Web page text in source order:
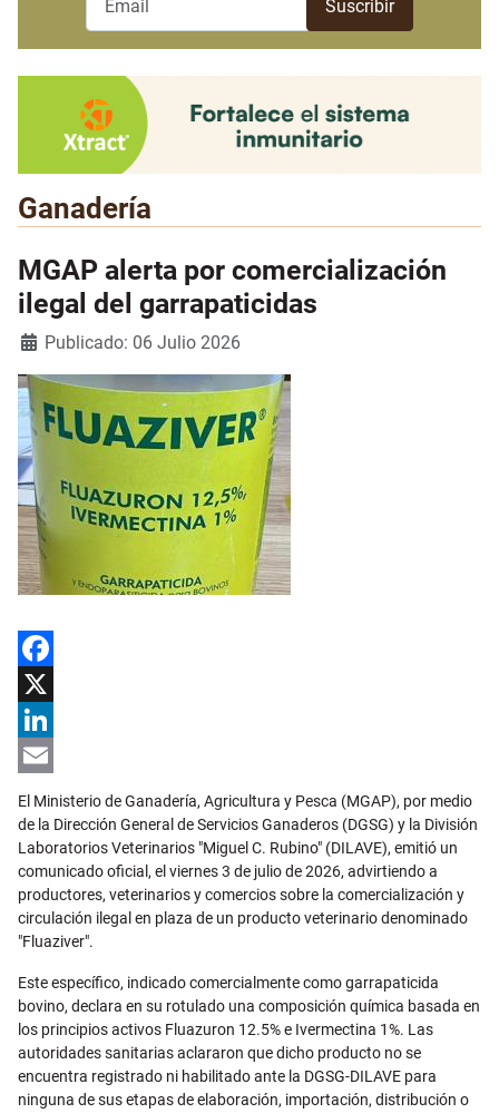
Ganadería
MGAP alerta por comercialización
ilegal del garrapaticidas
Detalles
Publicado: 06 Julio 2026
Facebook
X
LinkedIn
Email
El Ministerio de Ganadería, Agricultura y Pesca (MGAP), por medio
de la Dirección General de Servicios Ganaderos (DGSG) y la División
Laboratorios Veterinarios "Miguel C. Rubino" (DILAVE), emitió un
comunicado oficial, el viernes 3 de julio de 2026, advirtiendo a
productores, veterinarios y comercios sobre la comercialización y
circulación ilegal en plaza de un producto veterinario denominado
"Fluaziver".
Este específico, indicado comercialmente como garrapaticida
bovino, declara en su rotulado una composición química basada en
los principios activos Fluazuron 12.5% e Ivermectina 1%. Las
autoridades sanitarias aclararon que dicho producto no se
encuentra registrado ni habilitado ante la DGSG-DILAVE para
ninguna de sus etapas de elaboración, importación, distribución o